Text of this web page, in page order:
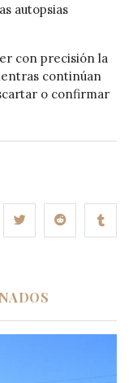
autopsias
con precisión la
continúan
o confirmar